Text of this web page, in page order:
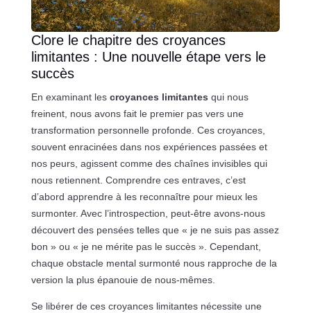
Clore le chapitre des croyances
limitantes : Une nouvelle étape vers le
succès
En examinant les croyances limitantes qui nous
freinent, nous avons fait le premier pas vers une
transformation personnelle profonde. Ces croyances,
souvent enracinées dans nos expériences passées et
nos peurs, agissent comme des chaînes invisibles qui
nous retiennent. Comprendre ces entraves, c’est
d’abord apprendre à les reconnaître pour mieux les
surmonter. Avec l’introspection, peut-être avons-nous
découvert des pensées telles que « je ne suis pas assez
bon » ou « je ne mérite pas le succès ». Cependant,
chaque obstacle mental surmonté nous rapproche de la
version la plus épanouie de nous-mêmes.
Se libérer de ces croyances limitantes nécessite une